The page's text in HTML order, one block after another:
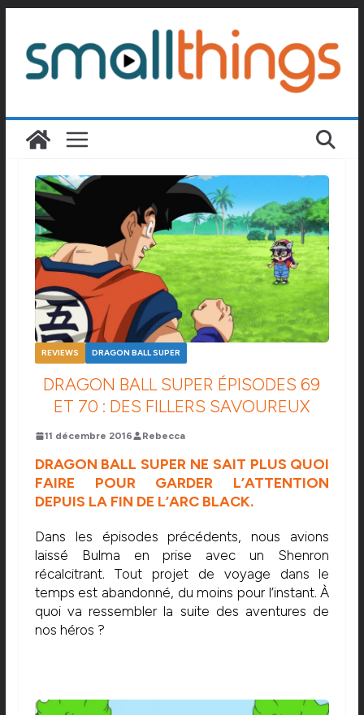
contenu
REVIEWS DRAGON BALL SUPER
DRAGON BALL SUPER ÉPISODES 69
ET 70 : DES FILLERS SAVOUREUX
11 décembre 2016 Rebecca
DRAGON BALL SUPER NE SAIT PLUS QUOI
FAIRE POUR GARDER L’ATTENTION
DEPUIS LA FIN DE L’ARC BLACK.
Dans les épisodes précédents, nous avions
laissé Bulma en prise avec un Shenron
récalcitrant. Tout projet de voyage dans le
temps est abandonné, du moins pour l’instant. À
quoi va ressembler la suite des aventures de
nos héros ?